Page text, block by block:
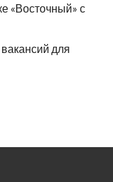
«Восточный» с
для